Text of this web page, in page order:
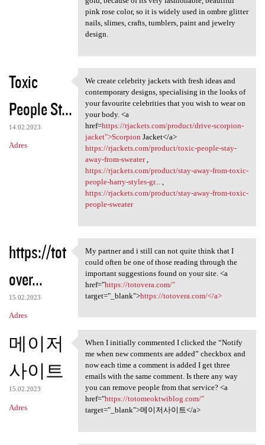
pink rose color, so it is widely used in ombre glitter
nails, slimes, crafts, tumblers, paint and jewelry
design.
Toxic
People St...
14.02.2023
Adres
We create celebrity jackets
We create celebrity jackets with fresh ideas and
contemporary designs, specialising in the looks of
your favourite celebrities that you wish to wear on
your body. <a
href=https://rjackets.com/product/drive-scorpion-
jacket">Scorpion Jacket</a>
https://rjackets.com/product/toxic-people-stay-
away-from-sweater,
https://rjackets.com/product/stay-away-from-toxic-
people-harry-styles-gr...
https://rjackets.com/product/stay-away-from-toxic-
people-sweater
https://tot
over...
15.02.2023
Adres
My partner and i still can
My partner and i still can not quite think that I
could often be one of those reading through the
important suggestions found on your site. <a
href="https://totovera.com/"
target="_blank">https://totovera.com/</a>
메이저
사이트
15.02.2023
Adres
When I initially commented I
When I initially commented I clicked the “Notify
me when new comments are added” checkbox and
now each time a comment is added I get three
emails with the same comment. Is there any way
you can remove people from that service? <a
href="https://totomeoktwiblog.com/"
target="_blank">메이저사이트</a>